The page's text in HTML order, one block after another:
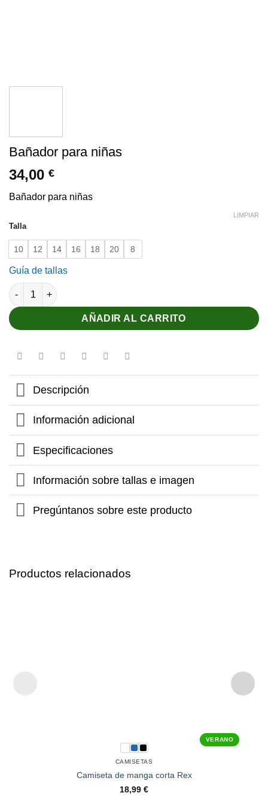
Bañador para niñas
34,00 €
Bañador para niñas
Talla
10 12 14 16 18 20 8
LIMPIAR
Guía de tallas
Bañador para niñas cantidad
AÑADIR AL CARRITO
Descripción
Información adicional
Especificaciones
Información sobre tallas e imagen
Pregúntanos sobre este producto
Productos relacionados
VERANO
CAMISETAS
Camiseta de manga corta Rex
18,99 €